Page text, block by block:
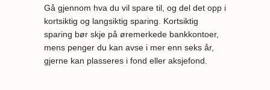
Gå gjennom hva du vil spare til, og del det opp i
kortsiktig og langsiktig sparing. Kortsiktig
sparing bør skje på øremerkede bankkontoer,
mens penger du kan avse i mer enn seks år,
gjerne kan plasseres i fond eller aksjefond.